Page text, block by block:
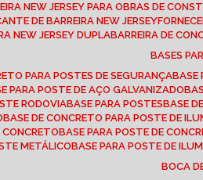
NEW JERSEY PARA OBRAS DE
DE BARREIRA NEW JERSEY
NEW JERSEY DUPLA BARREIRA DE
BASES
PARA POSTES DE SEGURANÇA
PARA POSTE DE AÇO GALVANIZADO
RODOVIA BASE PARA POSTES BASE
BASE DE CONCRETO PARA POSTE DE
CONCRETO BASE PARA POSTE DE
METÁLICO BASE PARA POSTE DE
BOCA